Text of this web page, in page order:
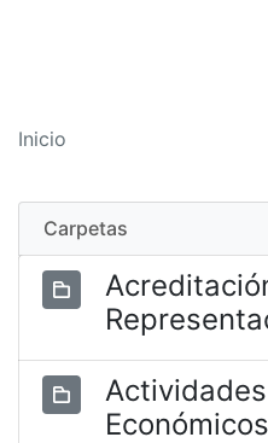
Inicio
Carpetas
Económicos